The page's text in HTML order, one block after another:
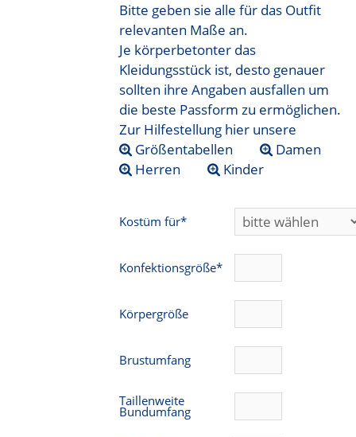
Bitte geben sie alle für das Outfit
relevanten Maße an.
Je körperbetonter das
Kleidungsstück ist, desto genauer
sollten ihre Angaben ausfallen um
die beste Passform zu ermöglichen.
Zur Hilfestellung hier unsere
Größentabellen
Damen
Herren
Kinder
Kostüm für*
Konfektionsgröße*
Körpergröße
Brustumfang
Taillenweite
Bundumfang